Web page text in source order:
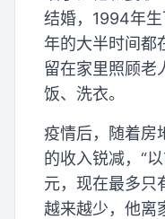
结婚，1994年
年的大半时间都
留在家里照顾老
饭、洗衣。
疫情后，随着房
的收入锐减，“
元，现在最多只
越来越少，他离